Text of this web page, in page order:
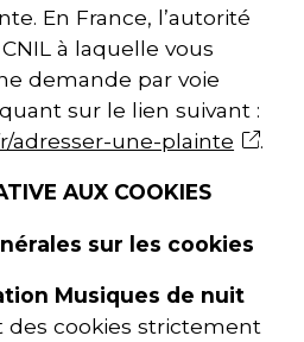
En France, l’autorité
à laquelle vous
demande par voie
sur le lien suivant :
adresser-une-plainte
.
AUX COOKIES
sur les cookies
Musiques de nuit
cookies strictement